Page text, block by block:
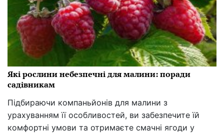
Які рослини небезпечні для малини: поради
садівникам
Підбираючи компаньйонів для малини з
урахуванням її особливостей, ви забезпечите їй
комфортні умови та отримаєте смачні ягоди у